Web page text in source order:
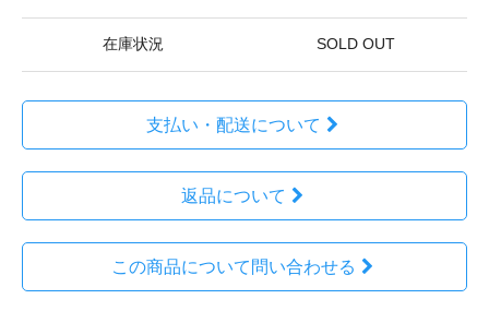
在庫状況 SOLD OUT
支払い・配送について
返品について
この商品について問い合わせる